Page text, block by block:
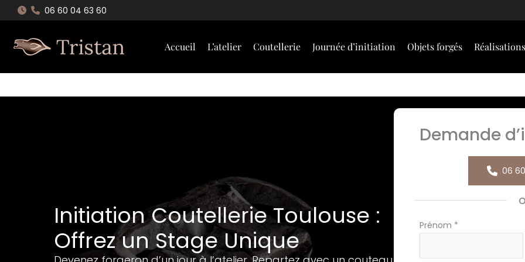
au
contenu
06 60 04 63 60
Accueil L’atelier Coutellerie Journée d’initiation Objets forgés Réalisations
Initiation Coutellerie Toulouse :
Offrez un Stage Unique
Demande
06
Formulaire
Prénom *